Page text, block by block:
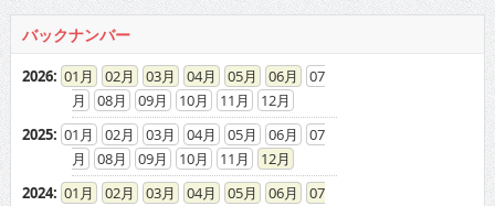
バックナンバー
2026: 01 02 03 04 05 06
07
08
09 10 11
12
2025: 01 02 03 04 05 06
07
08
09 10 11
12
2024: 01 02 03 04 05 06
07